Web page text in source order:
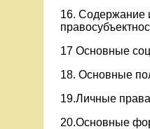
16. Содержание
17 Основные
18. Основные
19.Личные
20.Основные